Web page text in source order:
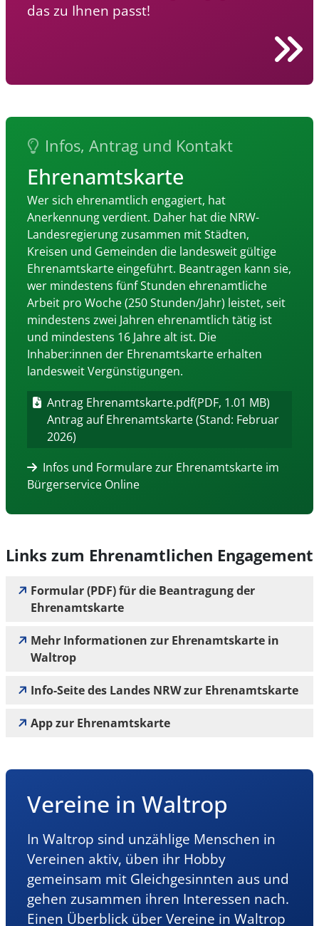
das zu Ihnen passt!
Infos, Antrag und Kontakt
Ehrenamtskarte
Wer sich ehrenamtlich engagiert, hat
Anerkennung verdient. Daher hat die NRW-
Landesregierung zusammen mit Städten,
Kreisen und Gemeinden die landesweit gültige
Ehrenamtskarte eingeführt. Beantragen kann sie,
wer mindestens fünf Stunden ehrenamtliche
Arbeit pro Woche (250 Stunden/Jahr) leistet, seit
mindestens zwei Jahren ehrenamtlich tätig ist
und mindestens 16 Jahre alt ist. Die
Inhaber:innen der Ehrenamtskarte erhalten
landesweit Vergünstigungen.
Antrag Ehrenamtskarte.pdf(PDF, 1.01 MB)
Antrag auf Ehrenamtskarte (Stand: Februar
2026)
Infos und Formulare zur Ehrenamtskarte im
Bürgerservice Online
Links zum Ehrenamtlichen Engagement
Formular (PDF) für die Beantragung der
Ehrenamtskarte
Mehr Informationen zur Ehrenamtskarte in
Waltrop
Info-Seite des Landes NRW zur Ehrenamtskarte
App zur Ehrenamtskarte
Vereine in Waltrop
In Waltrop sind unzählige Menschen in
Vereinen aktiv, üben ihr Hobby
gemeinsam mit Gleichgesinnten aus und
gehen zusammen ihren Interessen nach.
Einen Überblick über Vereine in Waltrop